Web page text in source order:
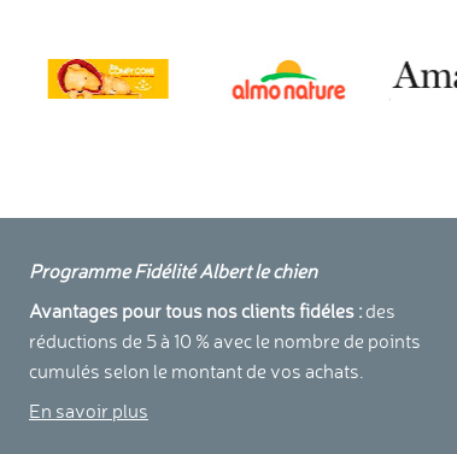
Programme Fidélité Albert le chien
Avantages pour tous nos clients fidéles : des
réductions de 5 à 10 % avec le nombre de points
cumulés selon le montant de vos achats.
En savoir plus